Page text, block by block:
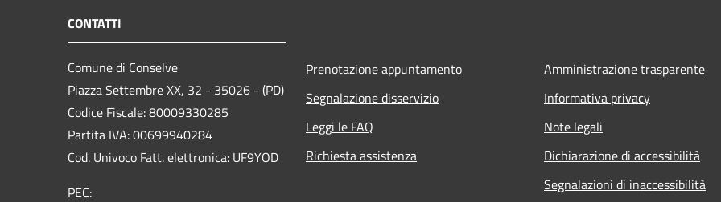
CONTATTI
Comune di Conselve
Piazza Settembre XX, 32 - 35026 - (PD)
Codice Fiscale: 80009330285
Partita IVA: 00699940284
Cod. Univoco Fatt. elettronica: UF9YOD
PEC:
Prenotazione appuntamento
Segnalazione disservizio
Leggi le FAQ
Richiesta assistenza
Amministrazione trasparente
Informativa privacy
Note legali
Dichiarazione di accessibilità
Segnalazioni di inaccessibilità